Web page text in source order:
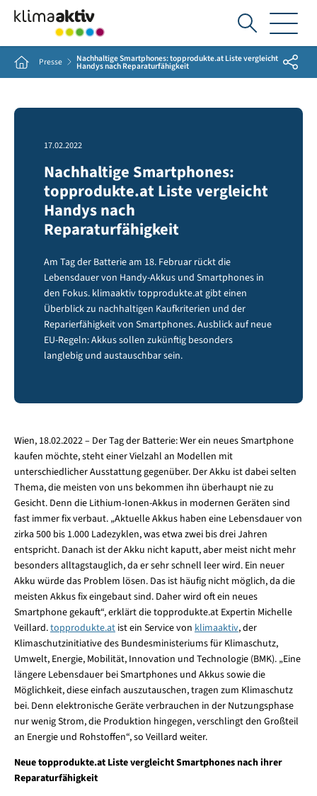
Ich
suche...
Home Presse Nachhaltige Smartphones: topprodukte.at Liste vergleicht
Handys nach Reparaturfähigkeit Share
17.02.2022
Nachhaltige Smartphones:
topprodukte.at Liste vergleicht
Handys nach
Reparaturfähigkeit
Am Tag der Batterie am 18. Februar rückt die
Lebensdauer von Handy-Akkus und Smartphones in
den Fokus. klimaaktiv topprodukte.at gibt einen
Überblick zu nachhaltigen Kaufkriterien und der
Reparierfähigkeit von Smartphones. Ausblick auf neue
EU-Regeln: Akkus sollen zukünftig besonders
langlebig und austauschbar sein.
Wien, 18.02.2022 – Der Tag der Batterie: Wer ein neues Smartphone
kaufen möchte, steht einer Vielzahl an Modellen mit
unterschiedlicher Ausstattung gegenüber. Der Akku ist dabei selten
Thema, die meisten von uns bekommen ihn überhaupt nie zu
Gesicht. Denn die Lithium-Ionen-Akkus in modernen Geräten sind
fast immer fix verbaut. „Aktuelle Akkus haben eine Lebensdauer von
zirka 500 bis 1.000 Ladezyklen, was etwa zwei bis drei Jahren
entspricht. Danach ist der Akku nicht kaputt, aber meist nicht mehr
besonders alltagstauglich, da er sehr schnell leer wird. Ein neuer
Akku würde das Problem lösen. Das ist häufig nicht möglich, da die
meisten Akkus fix eingebaut sind. Daher wird oft ein neues
Smartphone gekauft“, erklärt die topprodukte.at Expertin Michelle
Veillard.topprodukte.atist ein Service von klimaaktiv, der
Klimaschutzinitiative des Bundesministeriums für Klimaschutz,
Umwelt, Energie, Mobilität, Innovation und Technologie (BMK). „Eine
längere Lebensdauer bei Smartphones und Akkus sowie die
Möglichkeit, diese einfach auszutauschen, tragen zum Klimaschutz
bei. Denn elektronische Geräte verbrauchen in der Nutzungsphase
nur wenig Strom, die Produktion hingegen, verschlingt den Großteil
an Energie und Rohstoffen“, so Veillard weiter.
Neue topprodukte.at Liste vergleicht Smartphones nach ihrer
Reparaturfähigkeit